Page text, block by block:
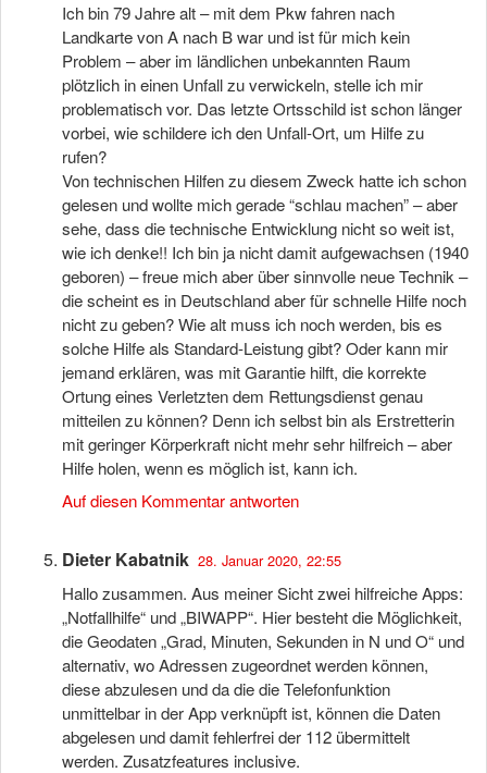
Ich bin 79 Jahre alt – mit dem Pkw fahren nach
Landkarte von A nach B war und ist für mich kein
Problem – aber im ländlichen unbekannten Raum
plötzlich in einen Unfall zu verwickeln, stelle ich mir
problematisch vor. Das letzte Ortsschild ist schon länger
vorbei, wie schildere ich den Unfall-Ort, um Hilfe zu
rufen?
Von technischen Hilfen zu diesem Zweck hatte ich schon
gelesen und wollte mich gerade “schlau machen” – aber
sehe, dass die technische Entwicklung nicht so weit ist,
wie ich denke!! Ich bin ja nicht damit aufgewachsen (1940
geboren) – freue mich aber über sinnvolle neue Technik –
die scheint es in Deutschland aber für schnelle Hilfe noch
nicht zu geben? Wie alt muss ich noch werden, bis es
solche Hilfe als Standard-Leistung gibt? Oder kann mir
jemand erklären, was mit Garantie hilft, die korrekte
Ortung eines Verletzten dem Rettungsdienst genau
mitteilen zu können? Denn ich selbst bin als Erstretterin
mit geringer Körperkraft nicht mehr sehr hilfreich – aber
Hilfe holen, wenn es möglich ist, kann ich.
Auf diesen Kommentar antworten
Dieter Kabatnik 28. Januar 2020, 22:55
Hallo zusammen. Aus meiner Sicht zwei hilfreiche Apps:
„Notfallhilfe“ und „BIWAPP“. Hier besteht die Möglichkeit,
die Geodaten „Grad, Minuten, Sekunden in N und O“ und
alternativ, wo Adressen zugeordnet werden können,
diese abzulesen und da die die Telefonfunktion
unmittelbar in der App verknüpft ist, können die Daten
abgelesen und damit fehlerfrei der 112 übermittelt
werden. Zusatzfeatures inclusive.